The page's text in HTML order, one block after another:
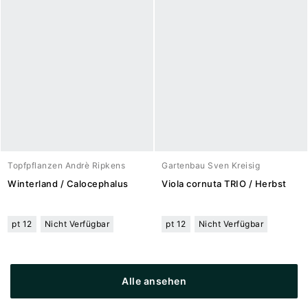
Topfpflanzen Andrè Ripkens
Winterland / Calocephalus
pt 12 Nicht Verfügbar
Gartenbau Sven Kreisig
Viola cornuta TRIO / Herbst
pt 12 Nicht Verfügbar
Alle ansehen